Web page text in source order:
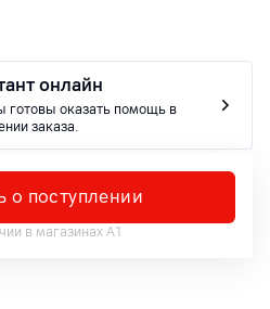
онлайн
готовы оказать помощь в
заказа.
о поступлении
в магазинах А1